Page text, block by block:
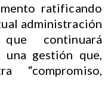
ratificando
administración
continuará
una gestión que,
“compromiso,